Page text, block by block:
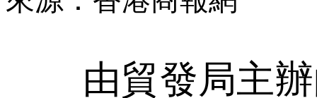
由貿發局主辦